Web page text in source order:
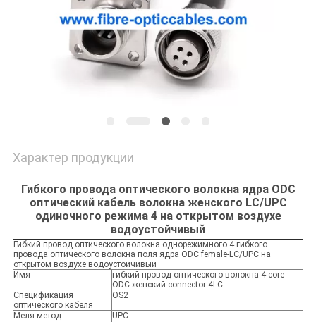
Характер продукции
Гибкого провода оптического волокна ядра ODC
оптический кабель волокна женского LC/UPC
одиночного режима 4 на открытом воздухе
водоустойчивый
Гибкий провод оптического волокна однорежимного 4 гибкого
провода оптического волокна поля ядра ODC female-LC/UPC на
открытом воздухе водоустойчивый
Имя
гибкий провод оптического волокна 4-core
ODC женский connector-4LC
Спецификация
оптического кабеля
OS2
Меля метод
UPC